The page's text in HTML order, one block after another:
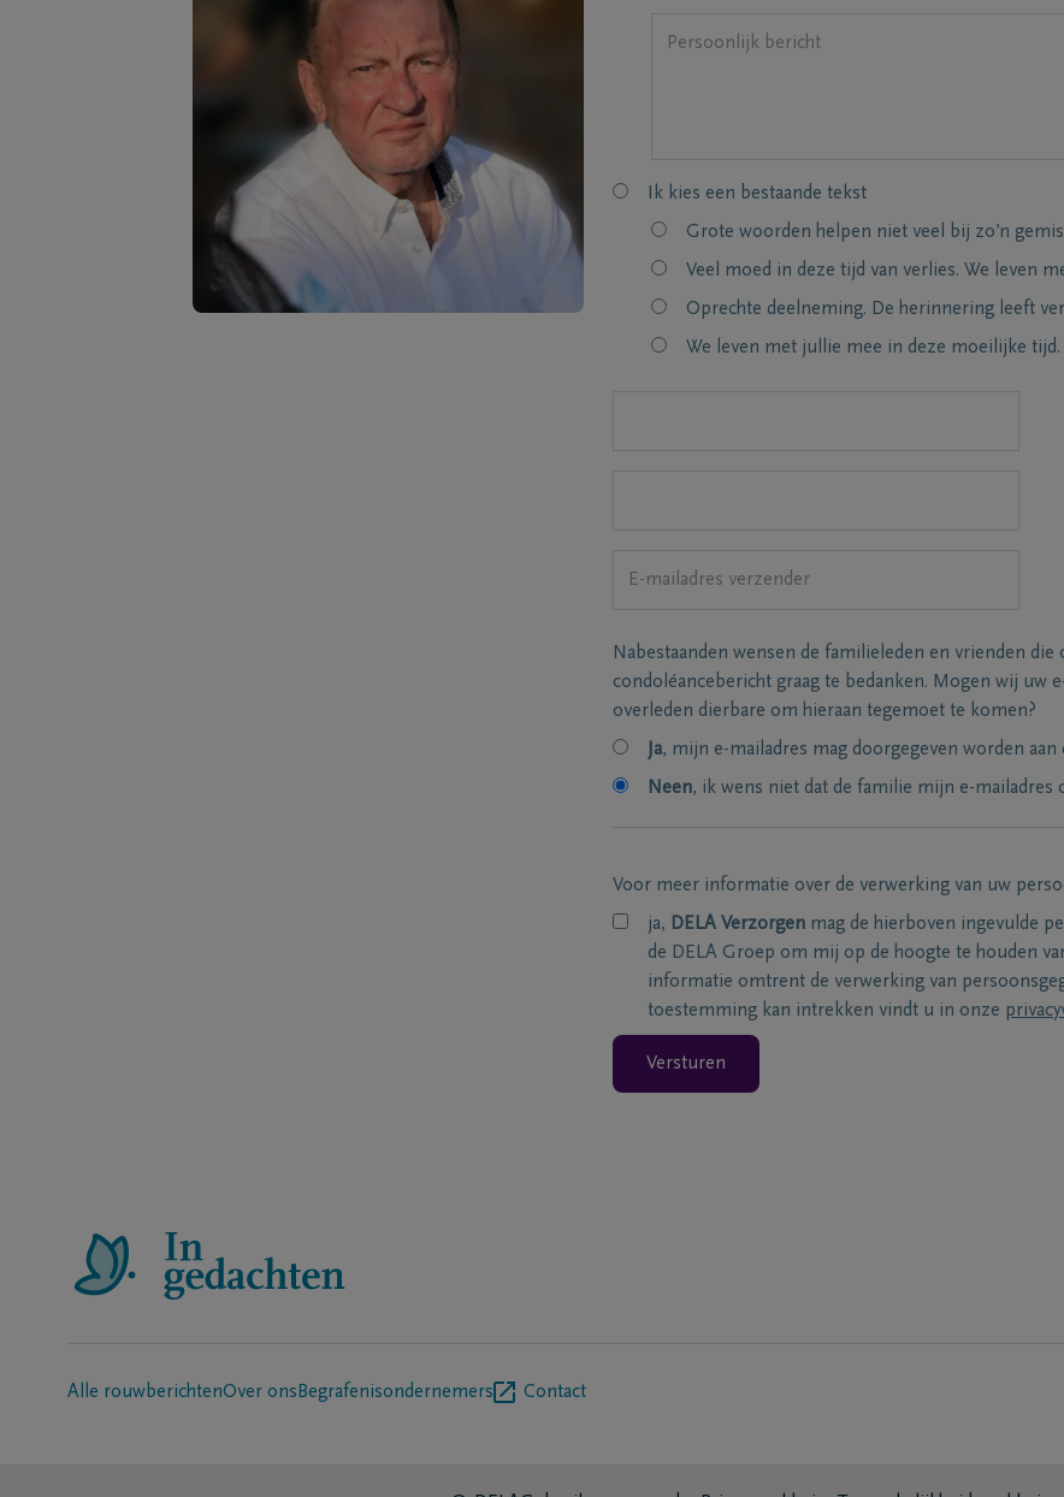
Ik kies een bestaande tekst
Grote woorden helpen niet veel bij zo’n
Veel moed in deze tijd van verlies. We leven
Oprechte deelneming. De herinnering leeft
We leven met jullie mee in deze moeilijke tijd.
Nabestaanden wensen de familieleden en vrienden
condoléancebericht graag te bedanken. Mogen wij uw
overleden dierbare om hieraan tegemoet te komen?
Ja, mijn e-mailadres mag doorgegeven worden aan
Neen, ik wens niet dat de familie mijn e-mailadres
Voor meer informatie over de verwerking van uw
ja, DELA Verzorgen mag de hierboven ingevulde
de DELA Groep om mij op de hoogte te houden
informatie omtrent de verwerking van
toestemming kan intrekken vindt u in onze
Versturen
Alle rouwberichtenOver ons Begrafenisondernemers Contact